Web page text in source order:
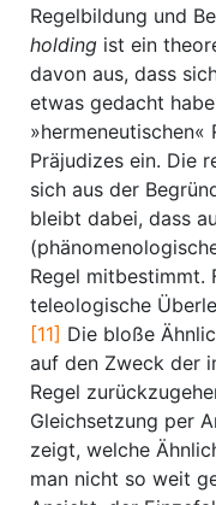
Regelbildung und
holding ist ein
davon aus, dass
etwas gedacht
»hermeneutischen«
Präjudizes ein. Die
sich aus der
bleibt dabei, dass
Regel mitbestimmt.
teleologische
[11] Die bloße
auf den Zweck der
Regel
Gleichsetzung per
zeigt, welche
man nicht so weit